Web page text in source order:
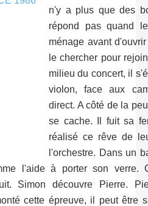
n'y a plus que des
répond pas quand
ménage avant
le chercher pour
milieu du concert, il
violon, face aux
direct. A côté de la
se cache. Il fuit sa
réalisé ce rêve de
l'orchestre. Dans un
l'aide à porter son verre.
Simon découvre Pierre.
cette épreuve, il peut être